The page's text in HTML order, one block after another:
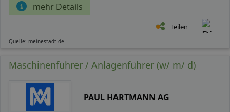
mehr Details
Teilen
Quelle: meinestadt.de
Maschinenführer / Anlagenführer (w/ m/ d)
PAUL HARTMANN AG